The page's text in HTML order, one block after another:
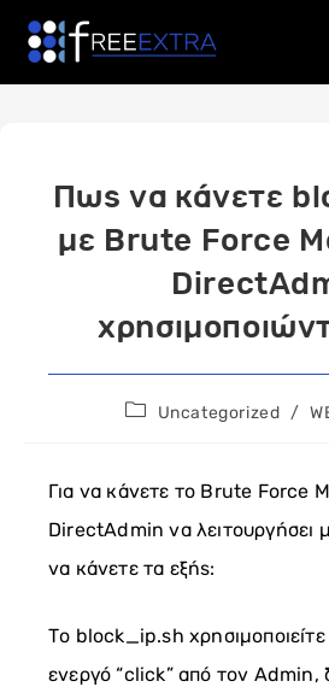
content
Πως να κάνετε
με Brute Force
PostUncategorized /
Για να κάνετε το Brute Force
DirectAdmin να λειτουργήσει
να κάνετε τα εξής:
Το block_ip.sh χρησιμοποιείτε
ενεργό “click” από τον Admin,